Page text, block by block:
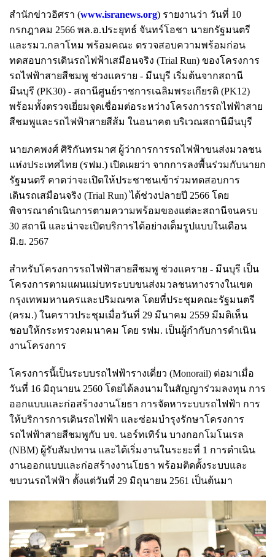
สำนักข่าวอิศรา (www.isranews.org) รายงานว่า วันที่ 10
กรกฎาคม 2566 พล.อ.ประยุทธ์ จันทร์โอชา นายกรัฐมนตรี
และรมว.กลาโหม พร้อมคณะ ตรวจสอบความพร้อมก่อน
ทดสอบการเดินรถไฟฟ้าเสมือนจริง (Trial Run) ของโครงการ
รถไฟฟ้าสายสีชมพู ช่วงแคราย - มีนบุรี เริ่มต้นจากสถานี
มีนบุรี (PK30) - สถานีศูนย์ราชการเฉลิมพระเกียรติ (PK12)
พร้อมทั้งตรวจเยี่ยมจุดเชื่อมต่อระหว่างโครงการรถไฟฟ้าสาย
สีชมพูและรถไฟฟ้าสายสีส้ม ในอนาคต บริเวณสถานีมีนบุรี
นายภคพงศ์ ศิริกันทรมาศ ผู้ว่าการการรถไฟฟ้าขนส่งมวลชน
แห่งประเทศไทย (รฟม.) เปิดเผยว่า จากการลงพื้นร่วมกับนายก
รัฐมนตรี คาดว่าจะเปิดให้ประชาชนเข้าร่วมทดสอบการ
เดินรถเสมือนจริง (Trial Run) ได้ช่วงปลายปี 2566 โดย
พิจารณาดำเนินการตามความพร้อมของแต่ละสถานีจนครบ
30 สถานี และน่าจะเปิดบริการได้อย่างเต็มรูปแบบในเดือน
มิ.ย. 2567
สำหรับโครงการรถไฟฟ้าสายสีชมพู ช่วงแคราย - มีนบุรี เป็น
โครงการตามแผนแม่บทระบบขนส่งมวลชนทางรางในเขต
กรุงเทพมหานครและปริมณฑล โดยที่ประชุมคณะรัฐมนตรี
(ครม.) ในคราวประชุมเมื่อวันที่ 29 มีนาคม 2559 มีมติเห็น
ชอบให้กระทรวงคมนาคม โดย รฟม. เป็นผู้กำกับการดำเนิน
งานโครงการ
โครงการนี้เป็นระบบรถไฟฟ้ารางเดี่ยว (Monorail) ต่อมาเมื่อ
วันที่ 16 มิถุนายน 2560 โดยได้ลงนามในสัญญาร่วมลงทุน การ
ออกแบบและก่อสร้างงานโยธา การจัดหาระบบรถไฟฟ้า การ
ให้บริการการเดินรถไฟฟ้า และซ่อมบำรุงรักษาโครงการ
รถไฟฟ้าสายสีชมพูกับ บจ. นอร์ทเทิร์น บางกอกโมโนเรล
(NBM) ผู้รับสัมปทาน และได้เริ่มงานในระยะที่ 1 การดำเนิน
งานออกแบบและก่อสร้างงานโยธา พร้อมติดตั้งระบบและ
ขบวนรถไฟฟ้า ตั้งแต่วันที่ 29 มิถุนายน 2561 เป็นต้นมา